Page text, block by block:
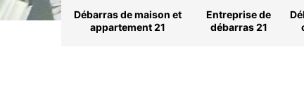
Débarras de maison et
appartement 21
Entreprise de
débarras 21